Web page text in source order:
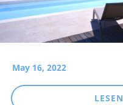
May 16, 2022